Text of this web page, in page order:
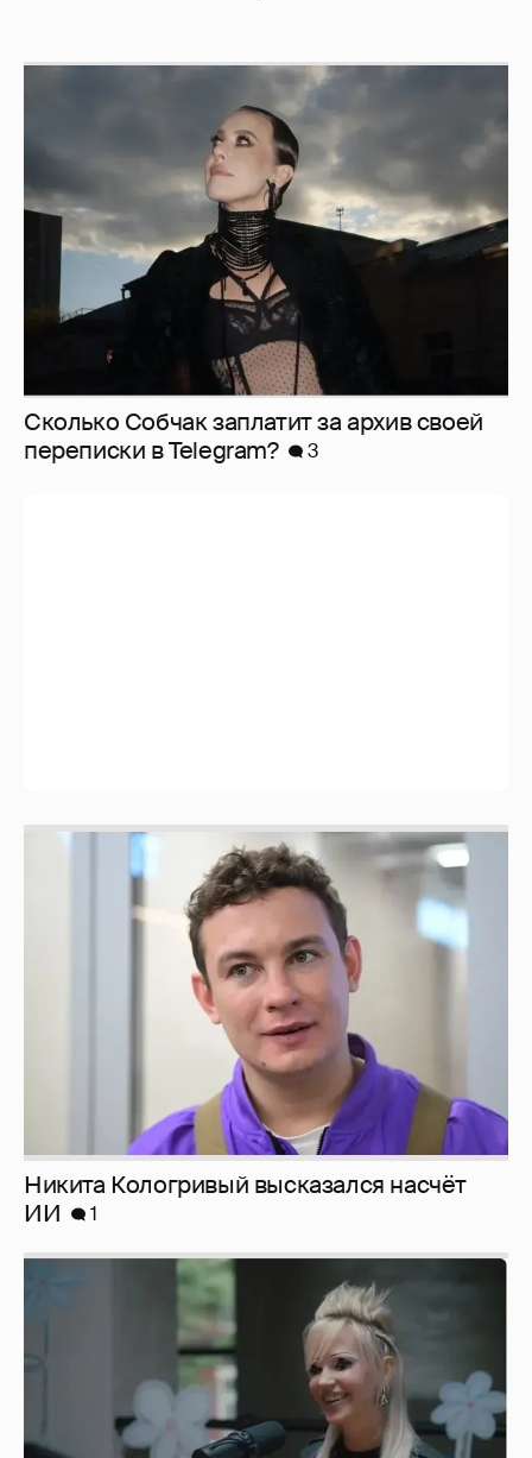
Сколько Собчак заплатит за архив своей
перeписки в Telegram?
3
Никита Кологривый высказался насчёт
Певица Глюкоза рассказала о съёмках для
эротического журнала
3